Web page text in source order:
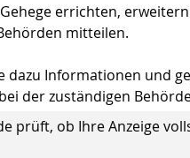
errichten,
mitteilen.
dazu Informationen und
der zuständigen
prüft, ob Ihre Anzeige